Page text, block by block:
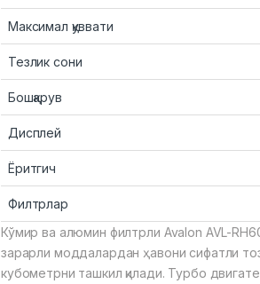
Максимал қуввати
Тезлик сони
Бошқарув
Дисплей
Ёритгич
Филтрлар
Кўмир ва алюмин филтрли Avalon AVL-
зарарли моддалардан ҳавони сифатли
кубометрни ташкил қилади. Турбо